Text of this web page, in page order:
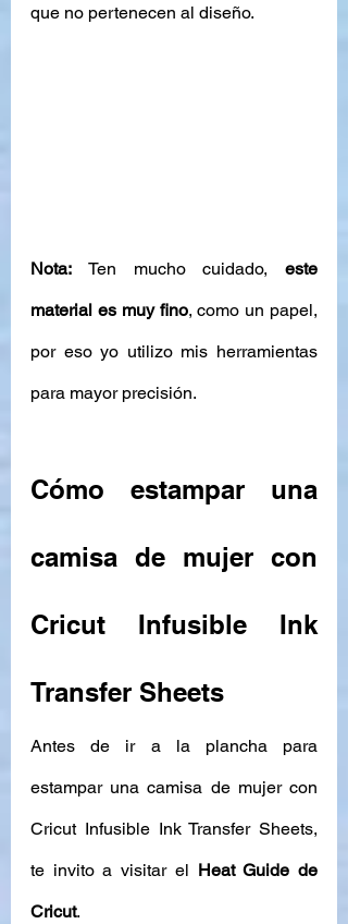
que no pertenecen al diseño.
Nota: Ten mucho cuidado, este
material es muy fino, como un papel,
por eso yo utilizo mis herramientas
para mayor precisión.
Cómo estampar una
camisa de mujer con
Cricut Infusible Ink
Transfer Sheets
Antes de ir a la plancha para
estampar una camisa de mujer con
Cricut Infusible Ink Transfer Sheets,
te invito a visitar el Heat Guide de
Cricut.